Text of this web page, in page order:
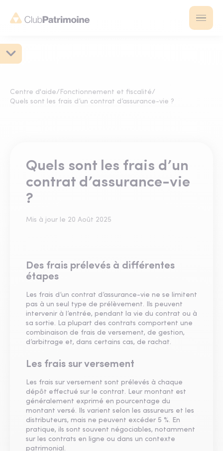
Centre d'aide/ Fonctionnement et fiscalité/
Quels sont les frais d’un contrat d’assurance-vie ?
Quels sont les frais d’un
contrat d’assurance-vie
?
Mis à jour le 20 Août 2025
Des frais prélevés à différentes
étapes
Les frais d’un contrat d’assurance-vie ne se limitent
pas à un seul type de prélèvement. Ils peuvent
intervenir à l’entrée, pendant la vie du contrat ou à
sa sortie. La plupart des contrats comportent une
combinaison de frais de versement, de gestion,
d’arbitrage et, dans certains cas, de rachat.
Les frais sur versement
Les frais sur versement sont prélevés à chaque
dépôt effectué sur le contrat. Leur montant est
généralement exprimé en pourcentage du
montant versé. Ils varient selon les assureurs et les
distributeurs, mais ne peuvent excéder 5 %. En
pratique, ils sont souvent négociables, notamment
sur les contrats en ligne ou dans un contexte
patrimonial.